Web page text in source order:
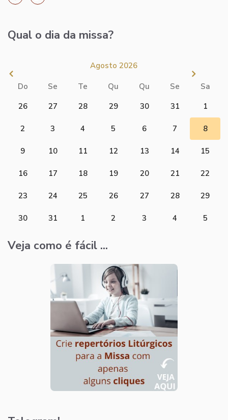
Qual o dia da missa?
Agosto 2026
Do Se Te Qu Qu Se
Sa
26
27 28 29 30 31 1
2 3 4 5 6 7 8
9 10 11 12 13 14 15
16 17 18 19 20 21 22
23 24 25 26 27 28 29
30 31 1 2 3 4 5
Veja como é fácil ...